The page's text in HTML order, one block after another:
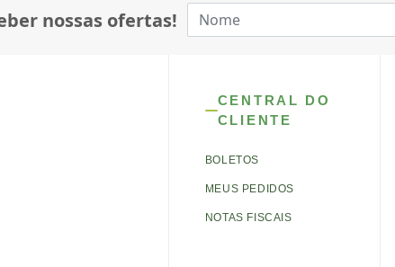
nossas ofertas!
CENTRAL DO
CLIENTE
BOLETOS
MEUS PEDIDOS
NOTAS FISCAIS